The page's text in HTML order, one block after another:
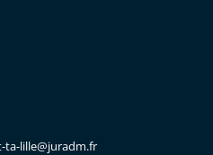
ta-lille@juradm.fr